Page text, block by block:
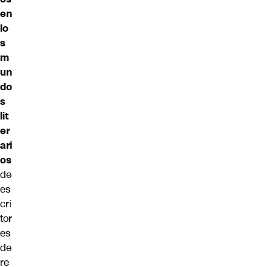
en
lo
s
m
un
do
s
lit
er
ari
os
de
es
cri
tor
es
de
re